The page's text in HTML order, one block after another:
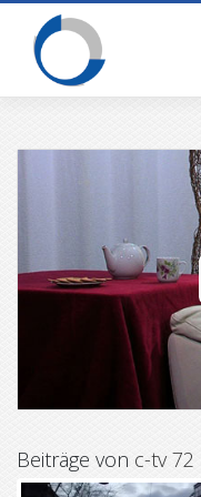
Skip
content
Beiträge von c-tv 72